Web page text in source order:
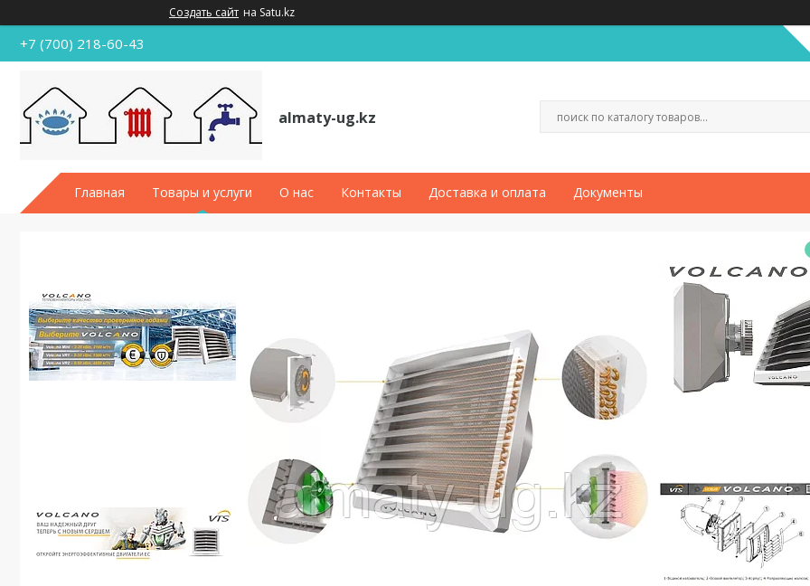
Создать сайт на Satu.kz
+7 (700) 218-60-43
almaty-ug.kz
Главная Товары и услуги О нас Контакты Доставка и оплата Документы